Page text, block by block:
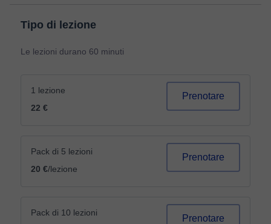
Tipo di lezione
Le lezioni durano 60 minuti
1 lezione
22 €
Prenotare
Pack di 5 lezioni
20 €/lezione
Prenotare
Pack di 10 lezioni
Prenotare